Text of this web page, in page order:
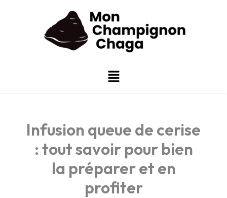
Menu
Infusion queue de cerise
: tout savoir pour bien
la préparer et en
profiter